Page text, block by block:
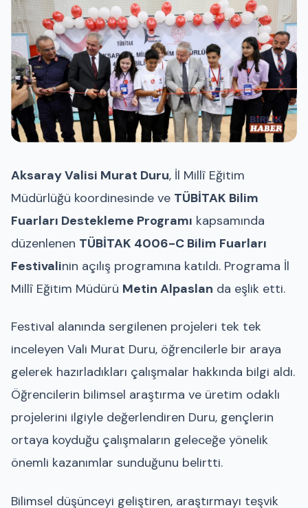
Aksaray Valisi Murat Duru, İl Millî Eğitim
Müdürlüğü koordinesinde ve TÜBİTAK Bilim
Fuarları Destekleme Programı kapsamında
düzenlenen TÜBİTAK 4006-C Bilim Fuarları
Festivalinin açılış programına katıldı. Programa İl
Millî Eğitim Müdürü Metin Alpaslan da eşlik etti.
Festival alanında sergilenen projeleri tek tek
inceleyen Vali Murat Duru, öğrencilerle bir araya
gelerek hazırladıkları çalışmalar hakkında bilgi aldı.
Öğrencilerin bilimsel araştırma ve üretim odaklı
projelerini ilgiyle değerlendiren Duru, gençlerin
ortaya koyduğu çalışmaların geleceğe yönelik
önemli kazanımlar sunduğunu belirtti.
Bilimsel düşünceyi geliştiren, araştırmayı teşvik